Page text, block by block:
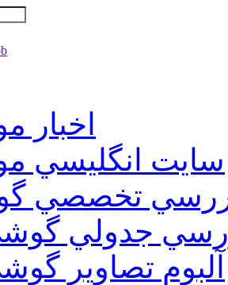
اخبار
سايت انگليسي
تخصصي
جدولي
آلبوم تصاوير